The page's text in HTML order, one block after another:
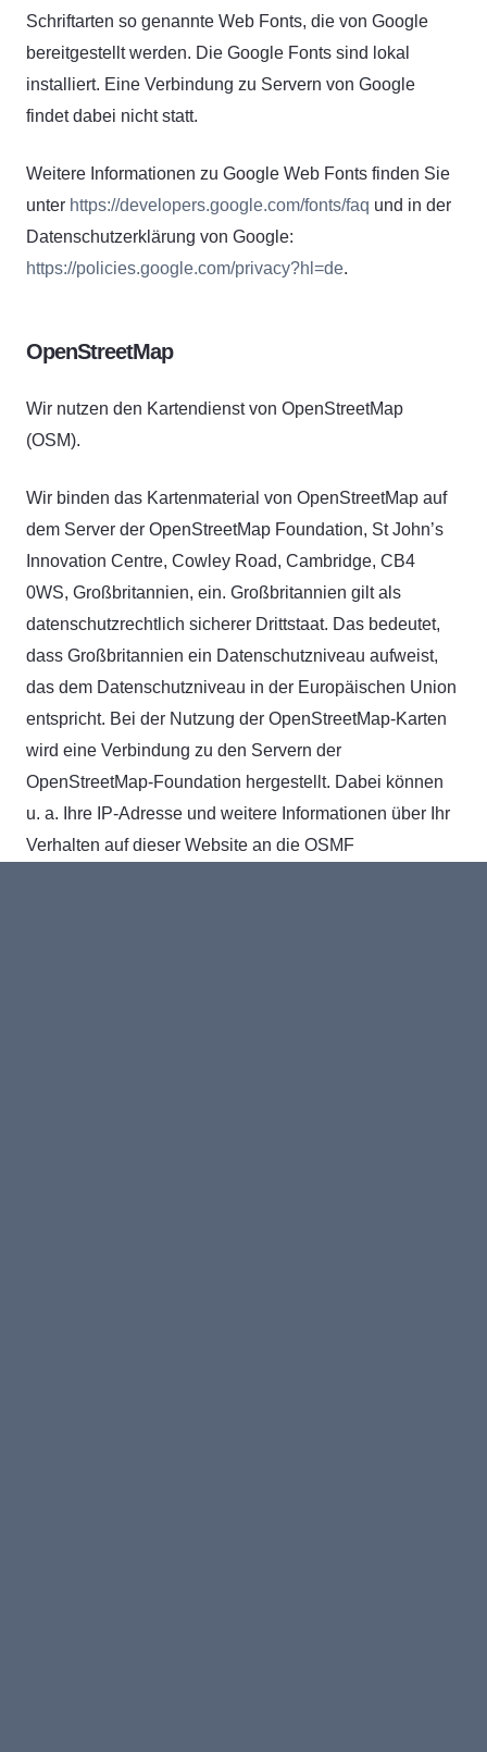
Schriftarten so genannte Web Fonts, die von Google
bereitgestellt werden. Die Google Fonts sind lokal
installiert. Eine Verbindung zu Servern von Google
findet dabei nicht statt.
Weitere Informationen zu Google Web Fonts finden Sie
unter https://developers.google.com/fonts/faq und in der
Datenschutzerklärung von Google:
https://policies.google.com/privacy?hl=de.
OpenStreetMap
Wir nutzen den Kartendienst von OpenStreetMap
(OSM).
Wir binden das Kartenmaterial von OpenStreetMap auf
dem Server der OpenStreetMap Foundation, St John’s
Innovation Centre, Cowley Road, Cambridge, CB4
0WS, Großbritannien, ein. Großbritannien gilt als
datenschutzrechtlich sicherer Drittstaat. Das bedeutet,
dass Großbritannien ein Datenschutzniveau aufweist,
das dem Datenschutzniveau in der Europäischen Union
entspricht. Bei der Nutzung der OpenStreetMap-Karten
wird eine Verbindung zu den Servern der
OpenStreetMap-Foundation hergestellt. Dabei können
u. a. Ihre IP-Adresse und weitere Informationen über Ihr
Verhalten auf dieser Website an die OSMF